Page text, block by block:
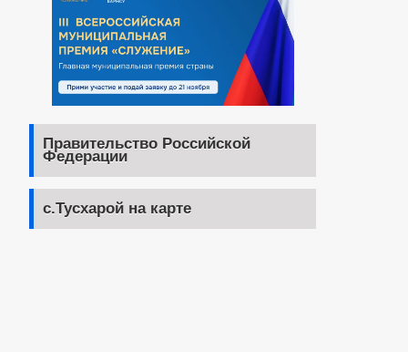
Правительство Российской
Федерации
с.Тусхарой на карте